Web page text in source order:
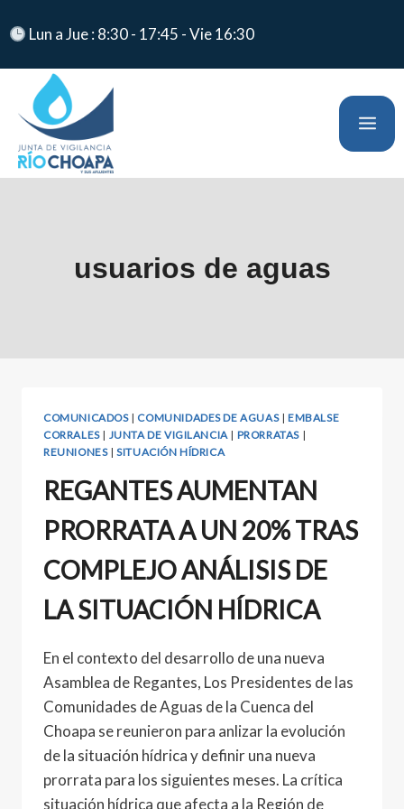
Lun a Jue : 8:30 - 17:45 - Vie 16:30
usuarios de aguas
COMUNICADOS|COMUNIDADES DE AGUAS|EMBALSE
CORRALES| JUNTA DE VIGILANCIA| PRORRATAS |
REUNIONES|SITUACIÓN HÍDRICA
REGANTES AUMENTAN
PRORRATA A UN 20% TRAS
COMPLEJO ANÁLISIS DE
LA SITUACIÓN HÍDRICA
En el contexto del desarrollo de una nueva
Asamblea de Regantes, Los Presidentes de las
Comunidades de Aguas de la Cuenca del
Choapa se reunieron para anlizar la evolución
de la situación hídrica y definir una nueva
prorrata para los siguientes meses. La crítica
situación hídrica que afecta a la Región de